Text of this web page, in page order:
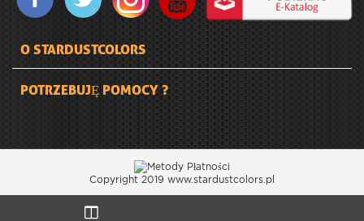
O STARDUSTCOLORS
POTRZEBUJĘ POMOCY ?
Copyright 2019 www.stardustcolors.pl